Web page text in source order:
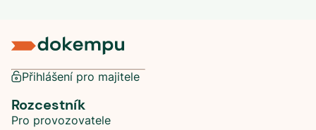
Přihlášení pro majitele
Rozcestník
Pro provozovatele